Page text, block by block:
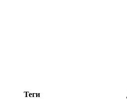
Теги